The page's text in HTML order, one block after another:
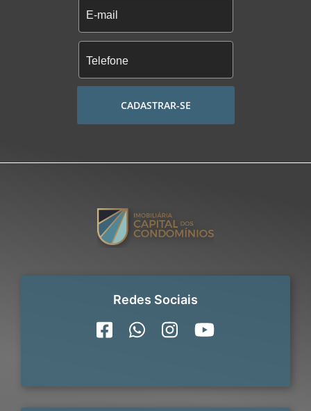
CADASTRAR-SE
Redes Sociais